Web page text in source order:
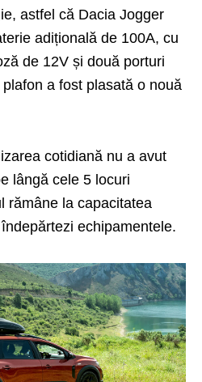
astfel că Dacia Jogger
adițională de 100A, cu
de 12V și două porturi
a fost plasată o nouă
cotidiană nu a avut
lângă cele 5 locuri
rămâne la capacitatea
echipamentele.